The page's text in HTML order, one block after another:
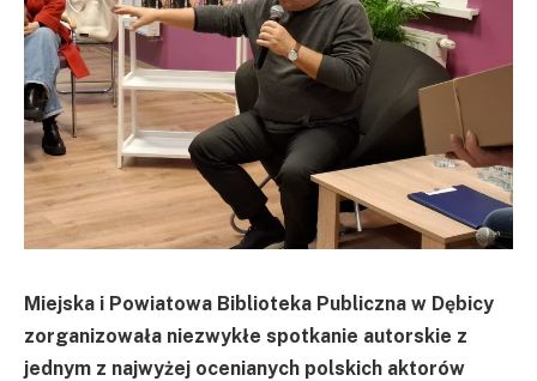
Miejska i Powiatowa Biblioteka Publiczna w Dębicy
zorganizowała niezwykłe spotkanie autorskie z
jednym z najwyżej ocenianych polskich aktorów